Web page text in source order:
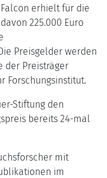
erhielt für die
225.000 Euro
Preisgelder werden
der Preisträger
Forschungsinstitut.
Stiftung den
bereits 24-mal
mit
im